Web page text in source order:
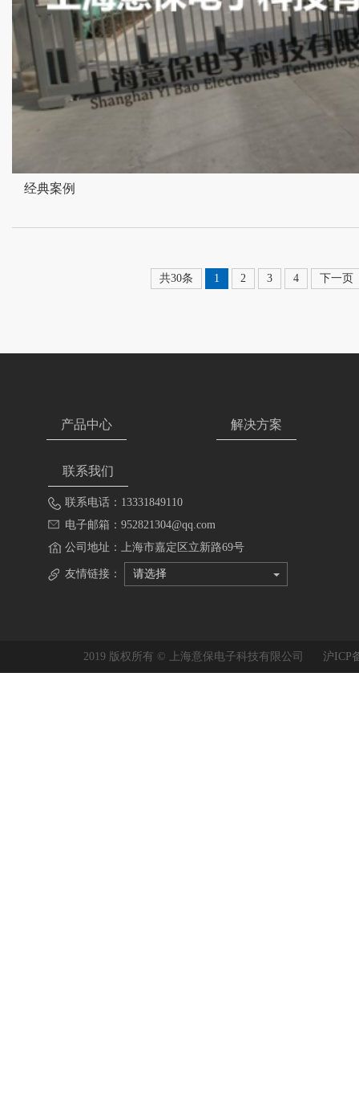
经典案例
共30条 1 2 3 4 下一页
产品中心 解决方案
联系我们
联系电话：13331849110
电子邮箱：952821304@qq.com
公司地址：上海市嘉定区立新路69号
友情链接： 请选择
2019 版权所有 © 上海意保电子科技有限公司 沪ICP